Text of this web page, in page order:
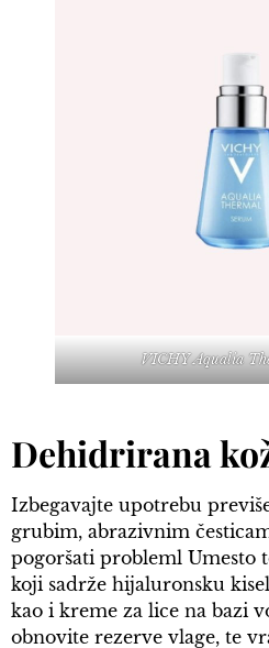
VICHY Aqualia
Dehidrirana
Izbegavajte upotrebu
grubim, abrazivnim
pogoršati probleml Umesto
koji sadrže hijaluronsku
kao i kreme za lice na bazi
obnovite rezerve vlage, te